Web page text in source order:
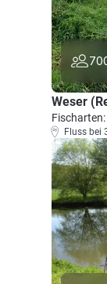
Weser
Fluss bei